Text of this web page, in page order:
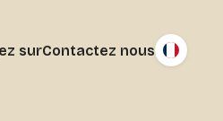
surContactez nous